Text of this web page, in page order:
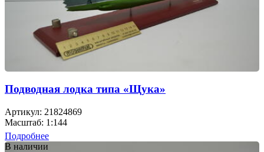
Подводная лодка типа «Щука»
Артикул: 21824869
Масштаб: 1:144
Подробнее
В наличии